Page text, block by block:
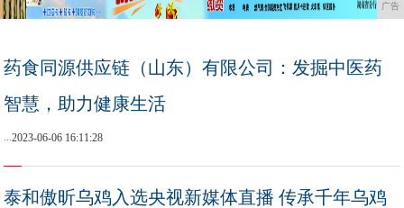
广告
药食同源供应链（山东）有限公司：发掘中医药
智慧，助力健康生活
...2023-06-06 16:11:28
泰和傲昕乌鸡入选央视新媒体直播 传承千年乌鸡